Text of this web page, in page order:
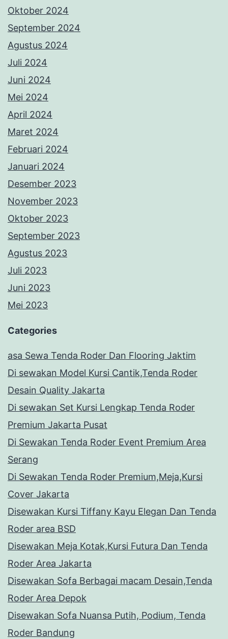
Oktober 2024
September 2024
Agustus 2024
Juli 2024
Juni 2024
Mei 2024
April 2024
Maret 2024
Februari 2024
Januari 2024
Desember 2023
November 2023
Oktober 2023
September 2023
Agustus 2023
Juli 2023
Juni 2023
Mei 2023
Categories
asa Sewa Tenda Roder Dan Flooring Jaktim
Di sewakan Model Kursi Cantik,Tenda Roder
Desain Quality Jakarta
Di sewakan Set Kursi Lengkap Tenda Roder
Premium Jakarta Pusat
Di Sewakan Tenda Roder Event Premium Area
Serang
Di Sewakan Tenda Roder Premium,Meja,Kursi
Cover Jakarta
Disewakan Kursi Tiffany Kayu Elegan Dan Tenda
Roder area BSD
Disewakan Meja Kotak,Kursi Futura Dan Tenda
Roder Area Jakarta
Disewakan Sofa Berbagai macam Desain,Tenda
Roder Area Depok
Disewakan Sofa Nuansa Putih, Podium, Tenda
Roder Bandung